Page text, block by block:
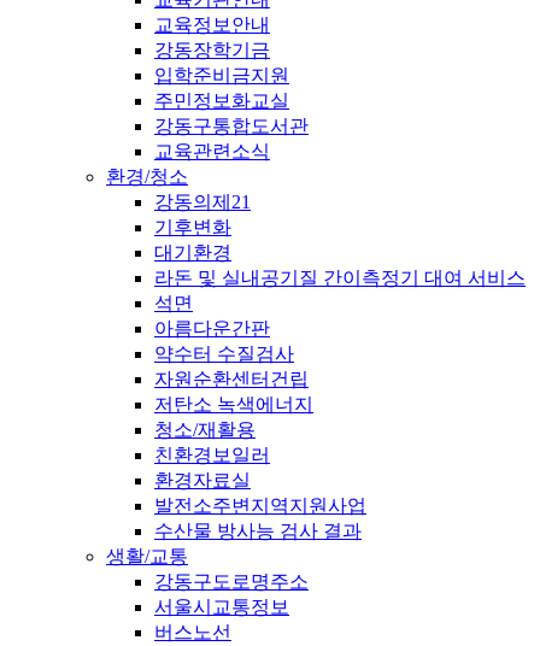
교육정보안내
강동장학기금
입학준비금지원
주민정보화교실
강동구통합도서관
교육관련소식
환경/청소
강동의제21
기후변화
대기환경
라돈 및 실내공기질 간이측정기 대여 서비스
석면
아름다운간판
약수터 수질검사
자원순환센터건립
저탄소 녹색에너지
청소/재활용
친환경보일러
환경자료실
발전소주변지역지원사업
수산물 방사능 검사 결과
생활/교통
강동구도로명주소
서울시교통정보
버스노선